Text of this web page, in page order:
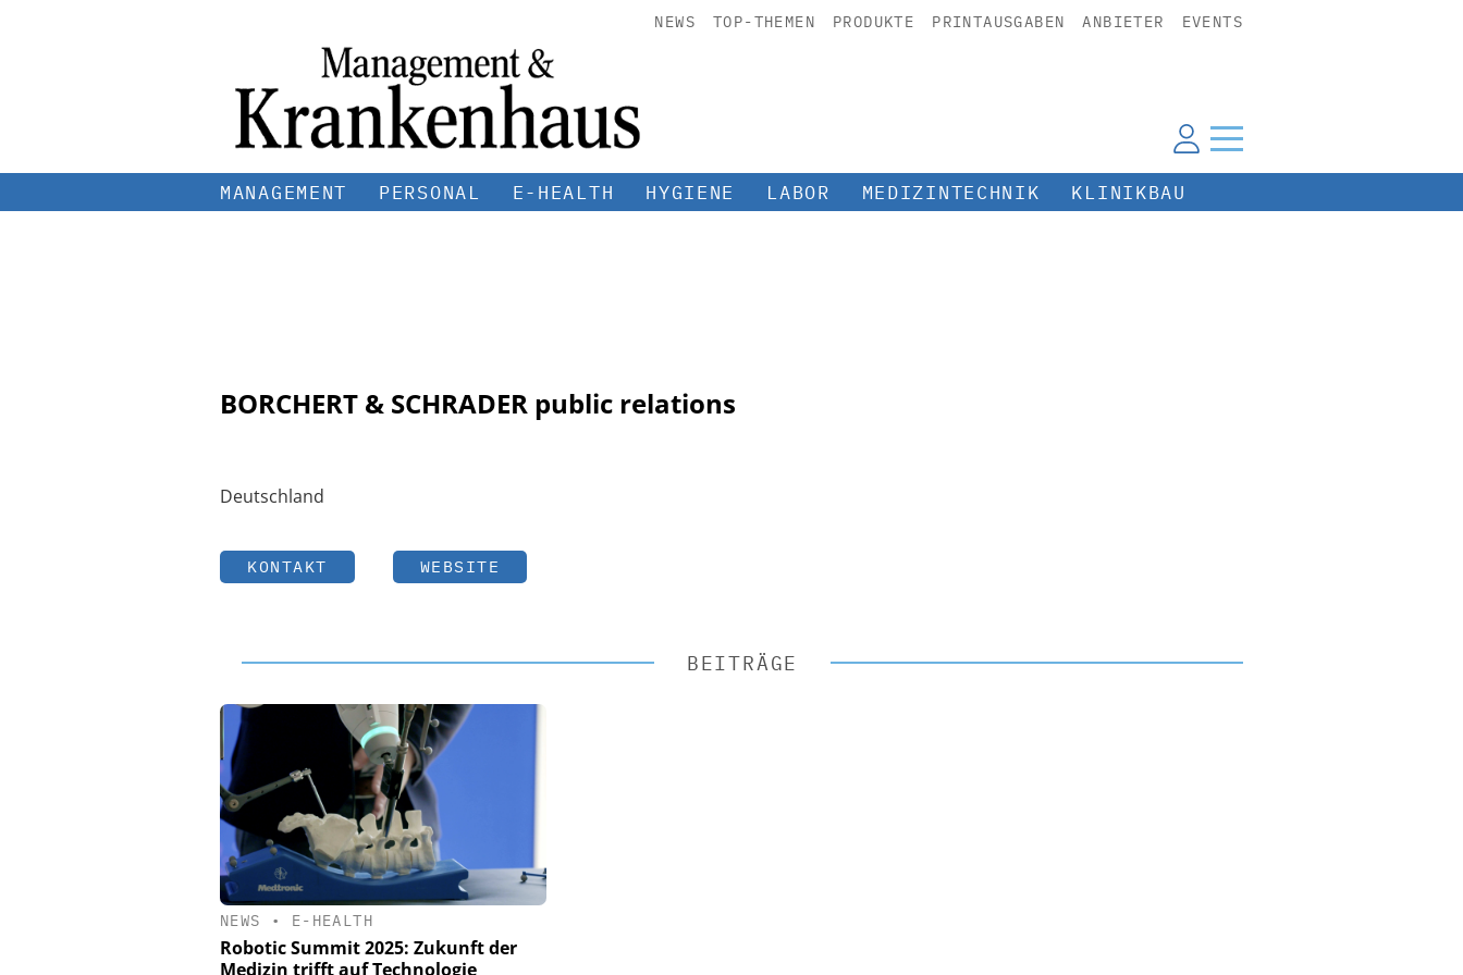
NEWS TOP-THEMEN PRODUKTE PRINTAUSGABEN ANBIETER EVENTS
MANAGEMENT PERSONAL E-HEALTH HYGIENE LABOR MEDIZINTECHNIK KLINIKBAU
BORCHERT & SCHRADER public relations
Deutschland
KONTAKT WEBSITE
BEITRÄGE
NEWS • E-HEALTH
Robotic Summit 2025: Zukunft der
Medizin trifft auf Technologie